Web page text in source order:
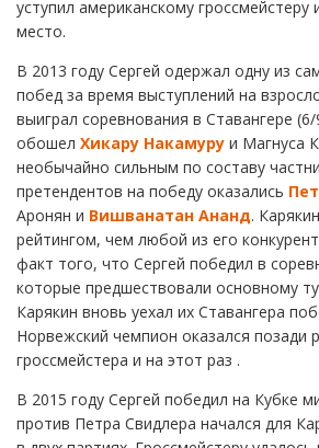
уступил американскому гроссмейстеру
место.
В 2013 году Сергей одержал одну из
побед за время выступлений на
выиграл соревнования в Ставангере
обошел Хикару Накамуру и Магнуса
необычайно сильным по составу
претендентов на победу оказались
Аронян и Вишванатан Ананд.
рейтингом, чем любой из его
факт того, что Сергей победил в
которые предшествовали основному
Карякин вновь уехал их Ставангера
Норвежский чемпион оказался позади
гроссмейстера и на этот раз .
В 2015 году Сергей победил на Кубке
против Петра Свидлера начался для